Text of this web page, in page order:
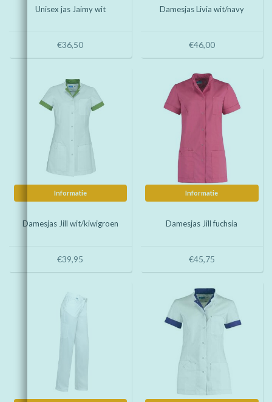
Unisex jas Jaimy wit
€36,50
Damesjas Livia wit/navy
€46,00
Informatie
Damesjas Jill wit/kiwigroen
€39,95
Informatie
Damesjas Jill fuchsia
€45,75